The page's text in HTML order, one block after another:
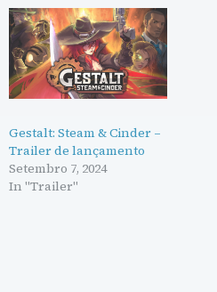
Gestalt: Steam & Cinder –
Trailer de lançamento
Setembro 7, 2024
In "Trailer"